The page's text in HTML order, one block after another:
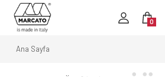
0
Ana Sayfa